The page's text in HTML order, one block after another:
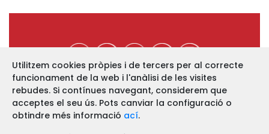
https://www.ucev.coop
C/ Arquebisbe Majoral, 11-B
46002 VALÈNCIA
Utilitzem cookies pròpies i de tercers per al correcte
funcionament de la web i l'anàlisi de les visites
rebudes. Si contínues navegant, considerem que
acceptes el seu ús. Pots canviar la configuració o
obtindre més informació ací.